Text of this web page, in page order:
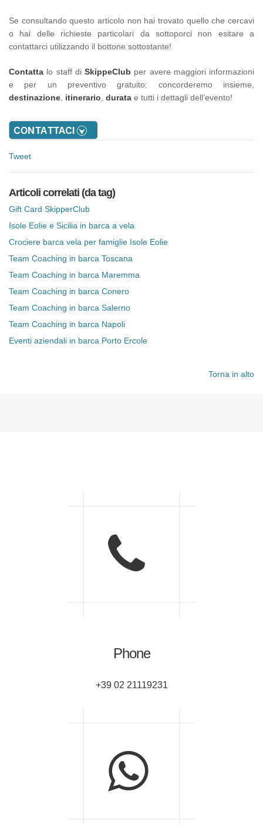
Se consultando questo articolo non hai trovato quello che cercavi
o hai delle richieste particolari da sottoporci non esitare a
contattarci utilizzando il bottone sottostante!
Contatta lo staff diSkippeClub per avere maggiori informazioni
e per un preventivo gratuito: concorderemo insieme,
destinazione itinerario durata e tutti i dettagli dell’evento!
Tweet
Articoli correlati (da tag)
Gift Card SkipperClub
Isole Eolie e Sicilia in barca a vela
Crociere barca vela per famiglie Isole Eolie
Team Coaching in barca Toscana
Team Coaching in barca Maremma
Team Coaching in barca Conero
Team Coaching in barca Salerno
Team Coaching in barca Napoli
Eventi aziendali in barca Porto Ercole
Torna in alto
Phone
+39 02 21119231